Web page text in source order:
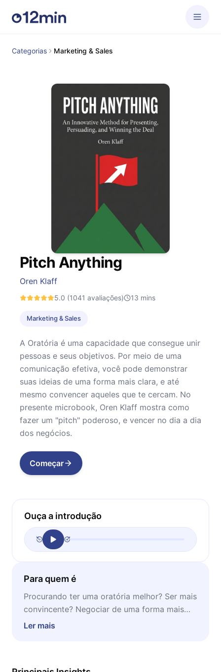
Categorias Marketing & Sales
Pitch Anything
Oren Klaff
5.0 (1041 avaliações) 13 mins
Marketing & Sales
A Oratória é uma capacidade que consegue unir
pessoas e seus objetivos. Por meio de uma
comunicação efetiva, você pode demonstrar
suas ideias de uma forma mais clara, e até
mesmo convencer aqueles que te cercam. No
presente microbook, Oren Klaff mostra como
fazer um "pitch" poderoso, e vencer no dia a dia
dos negócios.
Começar
Ouça a introdução
Para quem é
Procurando ter uma oratória melhor? Ser mais
convincente? Negociar de uma forma mais
inteligente? Este microbook pode te ajudar!
Ler mais